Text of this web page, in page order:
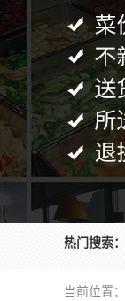
热门搜索：
当前位置：